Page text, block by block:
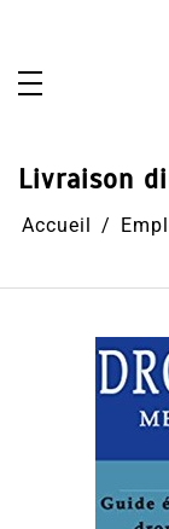
Livraison
Accueil